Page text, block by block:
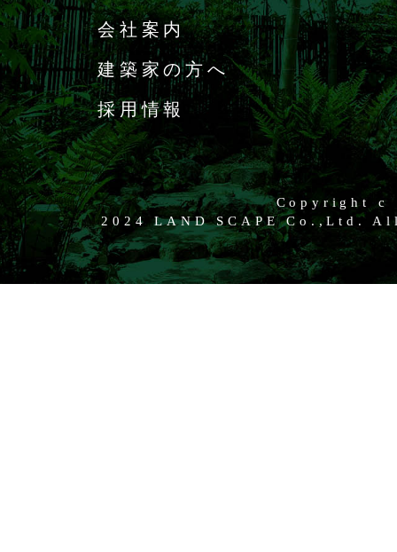
会社案内
建築家の方へ
採用情報
Copyright c
2024 LAND SCAPE Co.,Ltd.